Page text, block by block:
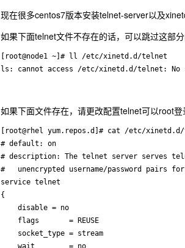
现在很多centos7版本安装telnet-server以及
如果下面telnet文件不存在的话，可以跳过这部
[root@node1 ~]# ll /etc/xinetd.d/telnet
如果下面文件存在，请更改配置telnet可以root
[root@rhel yum.repos.d]# cat /etc/
# default: on
# description: The telnet server serves
#   unencrypted username/password pairs
service telnet
{
    disable = no
    flags       = REUSE
    socket_type = stream
    wait        = no